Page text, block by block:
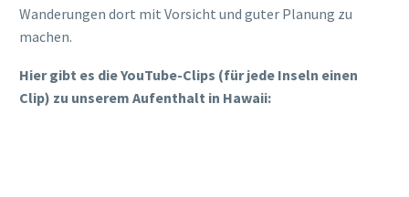
Clip) zu unserem Aufenthalt in Hawaii: